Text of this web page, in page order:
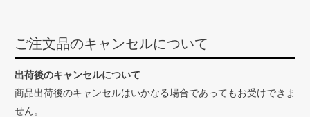
ご注文品のキャンセルについて
出荷後のキャンセルについて
商品出荷後のキャンセルはいかなる場合であってもお受けできま
せん。